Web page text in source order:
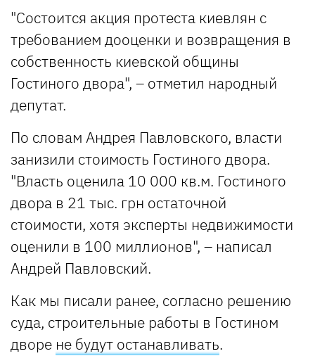
"Состоится акция протеста киевлян с
требованием дооценки и возвращения в
собственность киевской общины
Гостиного двора", – отметил народный
депутат.
По словам Андрея Павловского, власти
занизили стоимость Гостиного двора.
"Власть оценила 10 000 кв.м. Гостиного
двора в 21 тыс. грн остаточной
стоимости, хотя эксперты недвижимости
оценили в 100 миллионов", – написал
Андрей Павловский.
Как мы писали ранее, согласно решению
суда, строительные работы в Гостином
дворе не будут останавливать.